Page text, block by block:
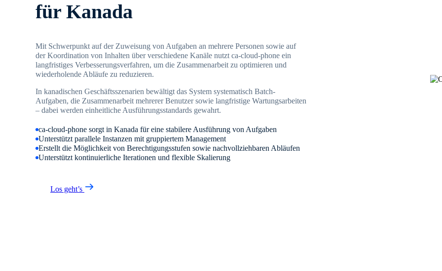
für Kanada
Mit Schwerpunkt auf der Zuweisung von Aufgaben an mehrere Personen sowie auf
der Koordination von Inhalten über verschiedene Kanäle nutzt ca-cloud-phone ein
langfristiges Verbesserungsverfahren, um die Zusammenarbeit zu optimieren und
wiederholende Abläufe zu reduzieren.
In kanadischen Geschäftsszenarien bewältigt das System systematisch Batch-
Aufgaben, die Zusammenarbeit mehrerer Benutzer sowie langfristige Wartungsarbeiten
– dabei werden einheitliche Ausführungsstandards gewahrt.
ca-cloud-phone sorgt in Kanada für eine stabilere Ausführung von Aufgaben
Unterstützt parallele Instanzen mit gruppiertem Management
Erstellt die Möglichkeit von Berechtigungsstufen sowie nachvollziehbaren Abläufen
Unterstützt kontinuierliche Iterationen und flexible Skalierung
Los geht’s